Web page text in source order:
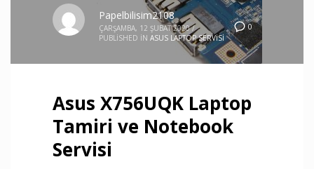
0
Papelbilisim2108
ÇARŞAMBA, 12 ŞUBAT 2020 /
PUBLISHED IN ASUS LAPTOP SERVISI
Asus X756UQK Laptop
Tamiri ve Notebook
Servisi